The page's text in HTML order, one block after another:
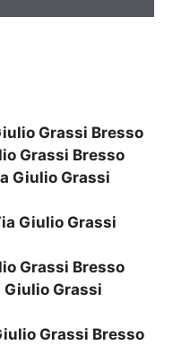
Grassi Bresso
Grassi Bresso
Giulio Grassi
Giulio Grassi
Grassi Bresso
Giulio Grassi
Grassi Bresso